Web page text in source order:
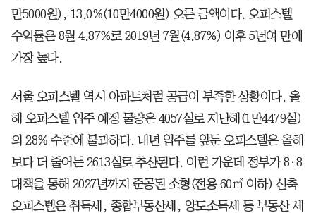
만5000원), 13.0%(10만4000원) 오른 금액이다. 오피스텔
수익률은 8월 4.87%로 2019년 7월(4.87%) 이후 5년여 만에
가장 높다.
서울 오피스텔 역시 아파트처럼 공급이 부족한 상황이다. 올
해 오피스텔 입주 예정 물량은 4057실로 지난해(1만4479실)
의 28% 수준에 불과하다. 내년 입주를 앞둔 오피스텔은 올해
보다 더 줄어든 2613실로 추산된다. 이런 가운데 정부가 8·8
대책을 통해 2027년까지 준공된 소형(전용 60㎡ 이하) 신축
오피스텔은 취득세, 종합부동산세, 양도소득세 등 부동산 세